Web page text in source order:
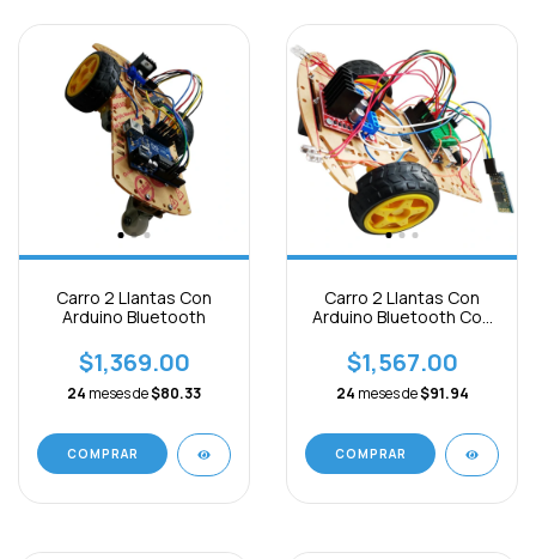
Carro 2 Llantas Con
Arduino Bluetooth
$1,369.00
24 meses de$80.33
Carro 2 Llantas Con
Arduino Bluetooth Con
$1,567.00
24 meses de$91.94